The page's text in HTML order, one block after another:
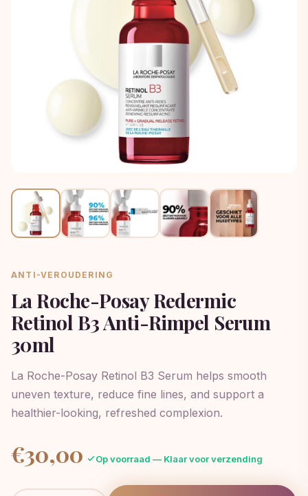
ANTI-VEROUDERING
La Roche-Posay Redermic
Retinol B3 Anti-Rimpel Serum
30ml
La Roche-Posay Retinol B3 Serum helps smooth
uneven texture, reduce fine lines, and support a
healthier-looking, refreshed complexion.
€30,00 Op voorraad — Klaar voor verzending